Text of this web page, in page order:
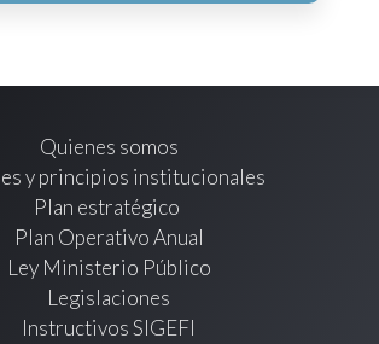
Quienes somos
y principios institucionales
Plan estratégico
Plan Operativo Anual
Ley Ministerio Público
Legislaciones
Instructivos SIGEFI